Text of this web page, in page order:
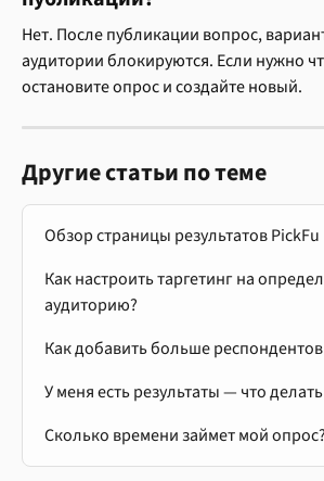
Нет. После публикации вопрос,
аудитории блокируются. Если нужно
остановите опрос и создайте новый.
Другие статьи по теме
Обзор страницы результатов PickFu
Как настроить таргетинг на
аудиторию?
Как добавить больше респондентов
У меня есть результаты — что
Сколько времени займет мой опрос?